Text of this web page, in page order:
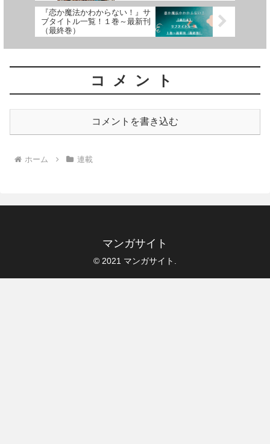
『恋か魔法かわからない！』サ
ブタイトル一覧！１巻～最新刊
（最終巻）
コメント
コメントを書き込む
ホーム 連載
マンガサイト
© 2021 マンガサイト.